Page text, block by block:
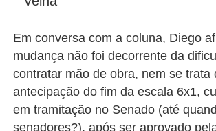
Em conversa com a coluna, Diego
mudança não foi decorrente da
contratar mão de obra, nem se trata
antecipação do fim da escala 6x1,
em tramitação no Senado (até
senadores?), após ser aprovado